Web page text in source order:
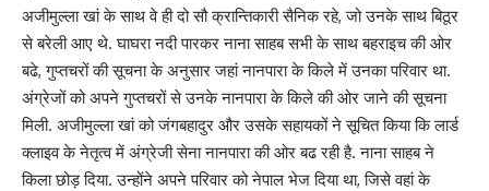
अजीमुल्ला खां के साथ वे ही दो सौ क्रान्तिकारी सैनिक रहे, जो उनके साथ बिठूर
से बरेली आए थे. घाघरा नदी पारकर नाना साहब सभी के साथ बहराइच की ओर
बढे, गुप्तचरों की सूचना के अनुसार जहां नानपारा के किले में उनका परिवार था.
अंग्रेजों को अपने गुप्तचरों से उनके नानपारा के किले की ओर जाने की सूचना
मिली. अजीमुल्ला खां को जंगबहादुर और उसके सहायकों ने सूचित किया कि लार्ड
क्लाइव के नेतृत्व में अंग्रेजी सेना नानपारा की ओर बढ रही है. नाना साहब ने
किला छोड़ दिया. उन्होंने अपने परिवार को नेपाल भेज दिया था, जिसे वहां के